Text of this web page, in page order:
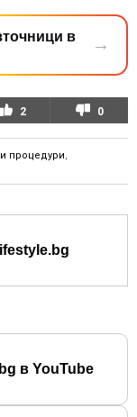
в
→
2 0
процедури,
в YouTube